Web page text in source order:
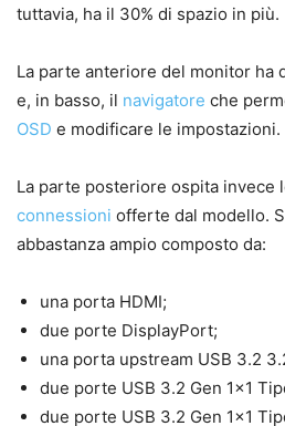
tuttavia, ha il 30% di spazio in più.
La parte anteriore del monitor ha
e, in basso, il navigatore che
OSD e modificare le impostazioni.
La parte posteriore ospita invece
connessioni offerte dal modello.
abbastanza ampio composto da:
una porta HDMI;
due porte DisplayPort;
una porta upstream USB 3.2
due porte USB 3.2 Gen 1×1
due porte USB 3.2 Gen 1×1